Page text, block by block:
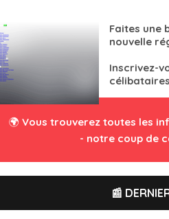
Faites une
nouvelle
Inscrivez-
🌍 Vous trouverez toutes les
- notre coup de
📰